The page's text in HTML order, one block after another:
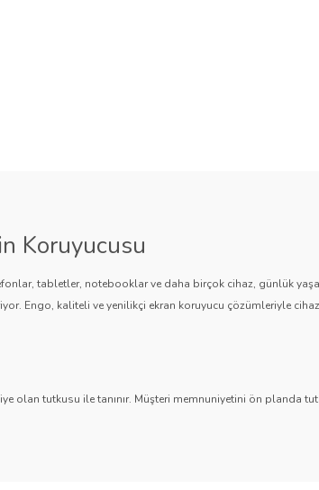
Koruyucusu
tabletler, notebooklar ve daha birçok cihaz, günlük
Engo, kaliteli ve yenilikçi ekran koruyucu çözümleriyle
olan tutkusu ile tanınır. Müşteri memnuniyetini ön planda